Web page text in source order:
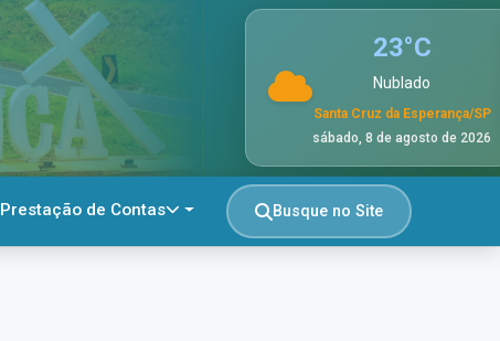
23°C
Nublado
Santa Cruz da Esperança/SP
sábado, 8 de agosto de 2026
Prestação de Contas Busque no Site